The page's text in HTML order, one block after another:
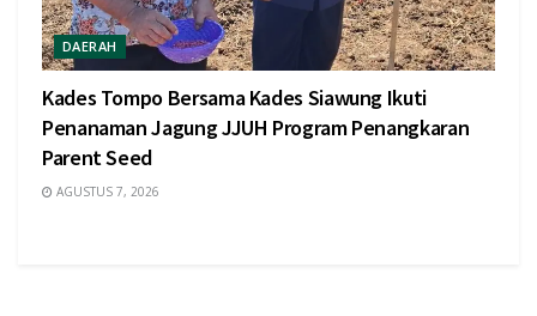
DAERAH
Kades Tompo Bersama Kades Siawung Ikuti
Penanaman Jagung JJUH Program Penangkaran
Parent Seed
AGUSTUS 7, 2026